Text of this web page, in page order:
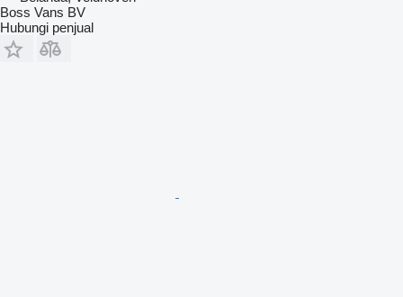
Boss Vans BV
Hubungi penjual